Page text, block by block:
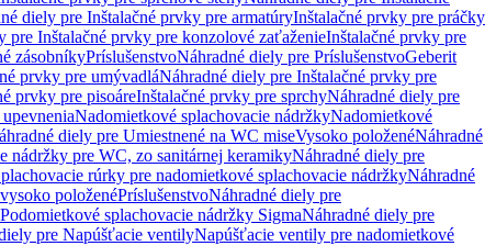
diely pre Inštalačné prvky pre armatúryInštalačné prvky pre práčky
pre Inštalačné prvky pre konzolové zaťaženieInštalačné prvky pre
zásobníkyPríslušenstvoNáhradné diely pre PríslušenstvoGeberit
prvky pre umývadláNáhradné diely pre Inštalačné prvky pre
prvky pre pisoáreInštalačné prvky pre sprchyNáhradné diely pre
Nadomietkové splachovacie nádržkyNadomietkové
diely pre Umiestnené na WC miseVysoko položenéNáhradné
nádržky pre WC, zo sanitárnej keramikyNáhradné diely pre
rúrky pre nadomietkové splachovacie nádržkyNáhradné
položenéPríslušenstvoNáhradné diely pre
Podomietkové splachovacie nádržky SigmaNáhradné diely pre
pre Napúšťacie ventilyNapúšťacie ventily pre nadomietkové